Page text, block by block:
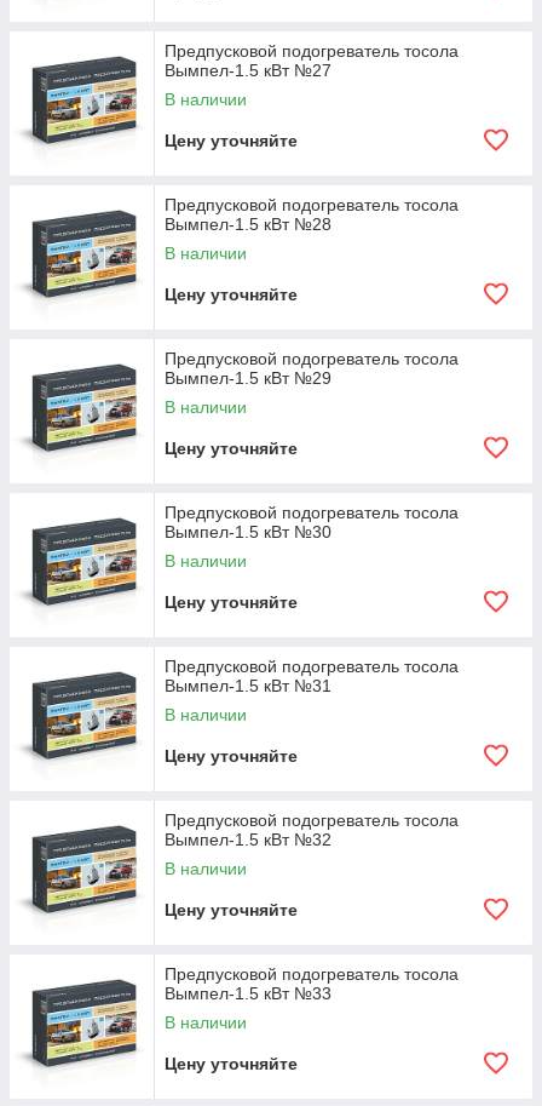
Предпусковой подогреватель тосола
Вымпел-1.5 кВт №27
В наличии
Цену уточняйте
Предпусковой подогреватель тосола
Вымпел-1.5 кВт №28
В наличии
Цену уточняйте
Предпусковой подогреватель тосола
Вымпел-1.5 кВт №29
В наличии
Цену уточняйте
Предпусковой подогреватель тосола
Вымпел-1.5 кВт №30
В наличии
Цену уточняйте
Предпусковой подогреватель тосола
Вымпел-1.5 кВт №31
В наличии
Цену уточняйте
Предпусковой подогреватель тосола
Вымпел-1.5 кВт №32
В наличии
Цену уточняйте
Предпусковой подогреватель тосола
Вымпел-1.5 кВт №33
В наличии
Цену уточняйте